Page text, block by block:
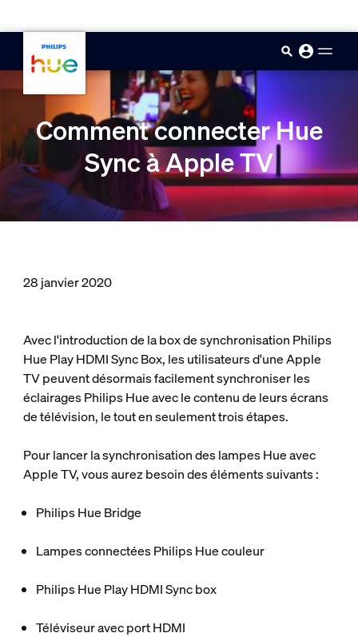
Comment connecter Hue
Sync à Apple TV
28 janvier 2020
Avec l'introduction de la box de synchronisation Philips
Hue Play HDMI Sync Box, les utilisateurs d'une Apple
TV peuvent désormais facilement synchroniser les
éclairages Philips Hue avec le contenu de leurs écrans
de télévision, le tout en seulement trois étapes.
Pour lancer la synchronisation des lampes Hue avec
Apple TV, vous aurez besoin des éléments suivants :
Philips Hue Bridge
Lampes connectées Philips Hue couleur
Philips Hue Play HDMI Sync box
Téléviseur avec port HDMI